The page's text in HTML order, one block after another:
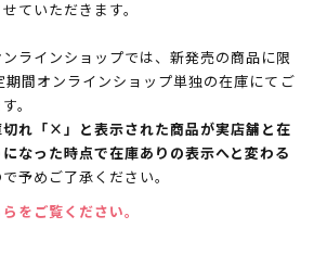
ていただきます。
ラインショップでは、新発売の商品に限
期間オンラインショップ単独の在庫にてご
。
切れ「×」と表示された商品が実店舗と在
なった時点で在庫ありの表示へと変わる
で予めご了承ください。
をご覧ください。